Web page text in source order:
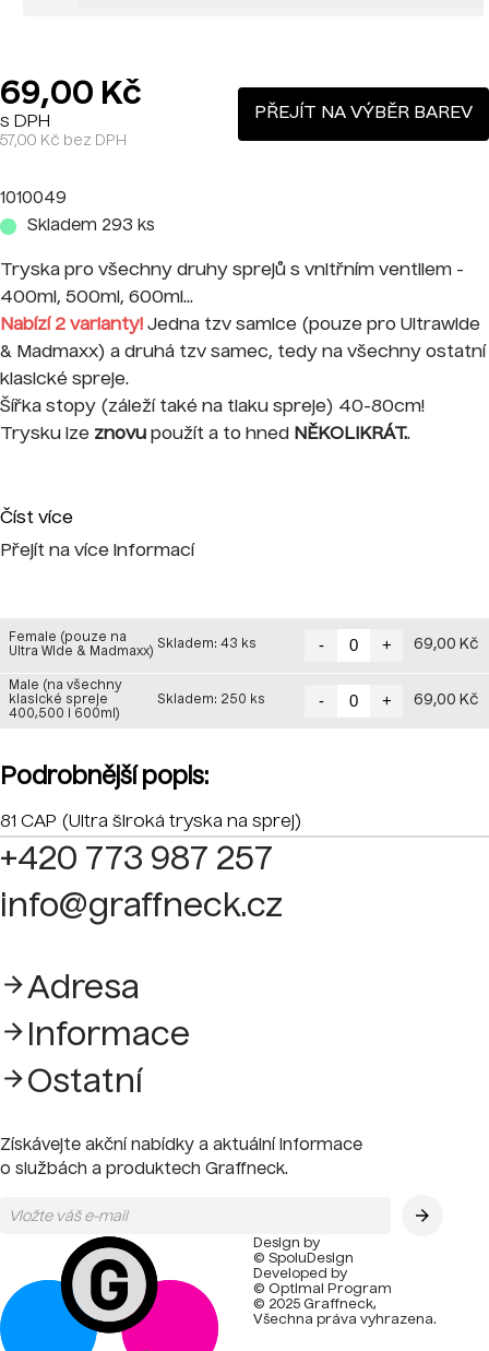
69,00 Kč
s DPH
57,00 Kč bez DPH
PŘEJÍT NA VÝBĚR BAREV
1010049
Skladem 293 ks
Tryska pro všechny druhy sprejů s vnitřním ventilem -
400ml, 500ml, 600ml...
Nabízí 2 varianty! Jedna tzv samice (pouze pro Ultrawide
& Madmaxx) a druhá tzv samec, tedy na všechny ostatní
klasické spreje.
Šířka stopy (záleží také na tlaku spreje) 40-80cm!
Trysku lze znovu použít a to hned NĚKOLIKRÁT..
Číst více
Přejít na více informací
Female (pouze na
Ultra Wide & Madmaxx)
Skladem: 43 ks - + 69,00 Kč
Male (na všechny
klasické spreje
400,500 i 600ml)
Skladem: 250 ks - + 69,00 Kč
Podrobnější popis:
81 CAP (Ultra široká tryska na sprej)
+420 773 987 257
info@graffneck.cz
Adresa
Informace
Ostatní
Získávejte akční nabídky a aktuální informace
o službách a produktech Graffneck.
Design by
© SpoluDesign
Developed by
© Optimal Program
© 2025 Graffneck,
Všechna práva vyhrazena.